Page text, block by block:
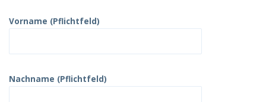
Vorname (Pflichtfeld)
Nachname (Pflichtfeld)